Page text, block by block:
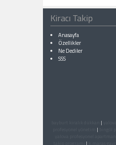
Kiracı Takip
Anasayfa
Özellikler
Ne Dediler
SSS
|
|
|